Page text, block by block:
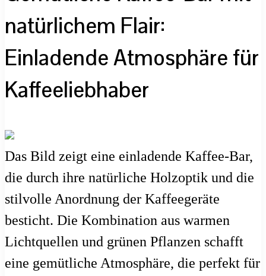
natürlichem Flair:
Einladende Atmosphäre für
Kaffeeliebhaber
Das Bild zeigt eine einladende Kaffee-Bar,
die durch ihre natürliche Holzoptik und die
stilvolle Anordnung der Kaffeegeräte
besticht. Die Kombination aus warmen
Lichtquellen und grünen Pflanzen schafft
eine gemütliche Atmosphäre, die perfekt für